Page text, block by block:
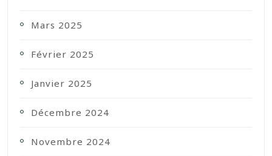
Mars 2025
Février 2025
Janvier 2025
Décembre 2024
Novembre 2024